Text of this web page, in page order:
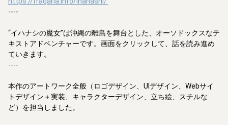
----
“イハナシの魔女”は沖縄の離島を舞台とした、オーソドックスなテ
キストアドベンチャーです。画面をクリックして、話を読み進め
ていきます。
----
本作のアートワーク全般（ロゴデザイン、UIデザイン、Webサイ
トデザイン＋実装、キャラクターデザイン、立ち絵、スチルな
ど）を担当しました。